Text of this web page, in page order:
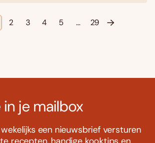
2 3 4 5 … 29
je mailbox
een nieuwsbrief versturen